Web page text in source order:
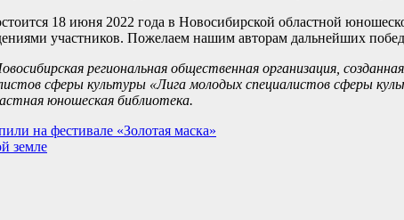
18 июня 2022 года в Новосибирской областной
участников. Пожелаем нашим авторам дальнейших
региональная общественная организация,
сферы культуры «Лига молодых специалистов сферы
юношеская библиотека.
на фестивале «Золотая маска»
земле